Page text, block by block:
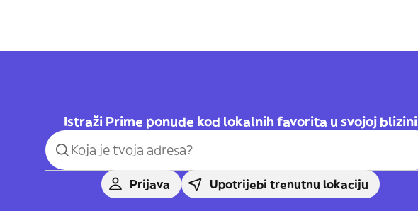
Istraži Prime ponude kod lokalnih favorita u svojoj blizini
Prijava Upotrijebi trenutnu lokaciju